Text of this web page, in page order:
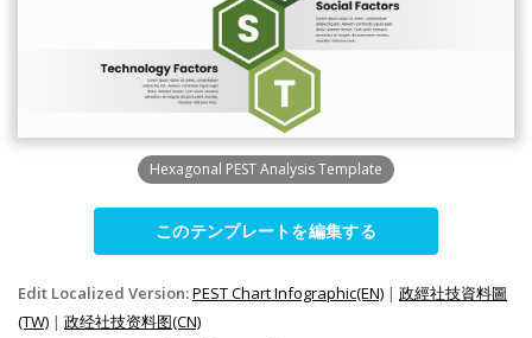
Hexagonal PEST Analysis Template
このテンプレートを編集する
Edit Localized Version:PEST Chart Infographic(EN) | 政經社技資料圖
(TW) | 政经社技资料图(CN)